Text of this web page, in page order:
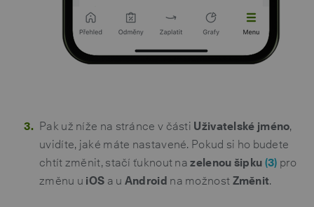
Pak už níže na stránce v části Uživatelské jméno,
uvidíte, jaké máte nastavené. Pokud si ho budete
chtít změnit, stačí ťuknout nazelenou šipku (3) pro
změnu u iOS a u Android na možnost Změnit.